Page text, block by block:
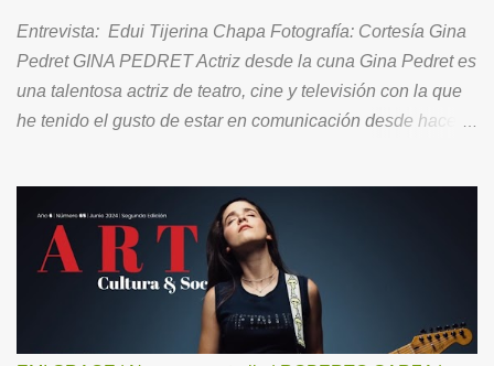
Entrevista: Edui Tijerina Chapa Fotografía: Cortesía Gina
Pedret GINA PEDRET Actriz desde la cuna Gina Pedret es
una talentosa actriz de teatro, cine y televisión con la que
he tenido el gusto de estar en comunicación desde hace
acerca de su brillante trayectoria, así como de su vida
familiar y la óptica con la que se relaciona con el entorno.
Como es mi costumbre, le pedí “comenzar por el principio”.
Mi infancia fue tranquila, feliz. Siempre fui intensa en mis
emociones y en mis sentimientos. Mis pades se
divorciaron cuando yo tenía 9 años. Fue una tristeza